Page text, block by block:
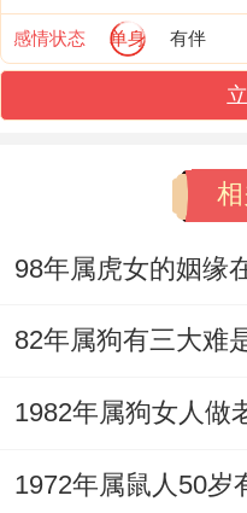
两者在一起，能够
同面对生活的挑战
属狗人取得成功。
择与属兔人一起做
运,并且两人分工合
更好的财运。
2、属虎人
是长时间在闹哄哄
感情状态 单身 有伴
98年属虎女的姻缘
82年属狗有三大难
1972年属鼠人50岁